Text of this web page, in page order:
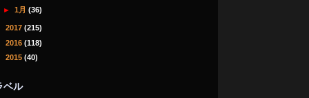
►1月(36)
2017 (215)
2016 (118)
2015 (40)
ベル